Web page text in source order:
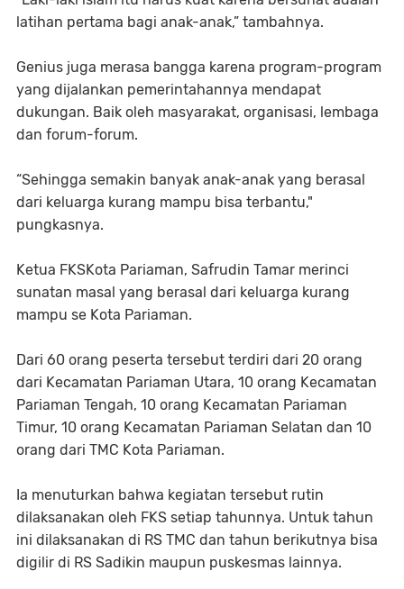
latihan pertama bagi anak-anak,” tambahnya.
Genius juga merasa bangga karena program-program
yang dijalankan pemerintahannya mendapat
dukungan. Baik oleh masyarakat, organisasi, lembaga
dan forum-forum.
“Sehingga semakin banyak anak-anak yang berasal
dari keluarga kurang mampu bisa terbantu,"
pungkasnya.
Ketua FKSKota Pariaman, Safrudin Tamar merinci
sunatan masal yang berasal dari keluarga kurang
mampu se Kota Pariaman.
Dari 60 orang peserta tersebut terdiri dari 20 orang
dari Kecamatan Pariaman Utara, 10 orang Kecamatan
Pariaman Tengah, 10 orang Kecamatan Pariaman
Timur, 10 orang Kecamatan Pariaman Selatan dan 10
orang dari TMC Kota Pariaman.
Ia menuturkan bahwa kegiatan tersebut rutin
dilaksanakan oleh FKS setiap tahunnya. Untuk tahun
ini dilaksanakan di RS TMC dan tahun berikutnya bisa
digilir di RS Sadikin maupun puskesmas lainnya.